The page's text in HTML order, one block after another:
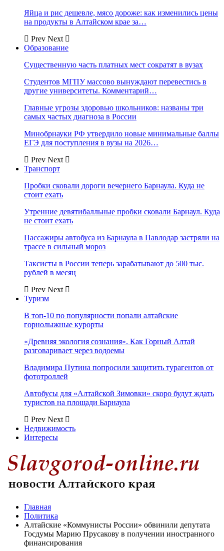
Яйца и рис дешевле, мясо дороже: как изменились цены
на продукты в Алтайском крае за…
Prev Next
Образование
Существенную часть платных мест сократят в вузах
Студентов МГПУ массово вынуждают перевестись в
другие университеты. Комментарий…
Главные угрозы здоровью школьников: названы три
самых частых диагноза в России
Минобрнауки РФ утвердило новые минимальные баллы
ЕГЭ для поступления в вузы на 2026…
Prev Next
Транспорт
Пробки сковали дороги вечернего Барнаула. Куда не
стоит ехать
Утренние девятибалльные пробки сковали Барнаул. Куда
не стоит ехать
Пассажиры автобуса из Барнаула в Павлодар застряли на
трассе в сильный мороз
Таксисты в России теперь зарабатывают до 500 тыс.
рублей в месяц
Prev Next
Туризм
В топ-10 по популярности попали алтайские
горнолыжные курорты
«Древняя экология сознания». Как Горный Алтай
разговаривает через водоемы
Владимира Путина попросили защитить турагентов от
фототроллей
Автобусы для «Алтайской Зимовки» скоро будут ждать
туристов на площади Барнаула
Prev Next
Недвижимость
Интересы
Главная
Политика
Алтайские «Коммунисты России» обвинили депутата
Госдумы Марию Прусакову в получении иностранного
финансирования